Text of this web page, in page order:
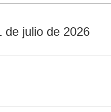
de julio de 2026